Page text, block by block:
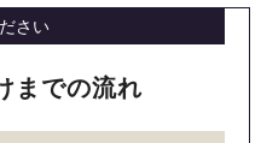
さい
までの流れ